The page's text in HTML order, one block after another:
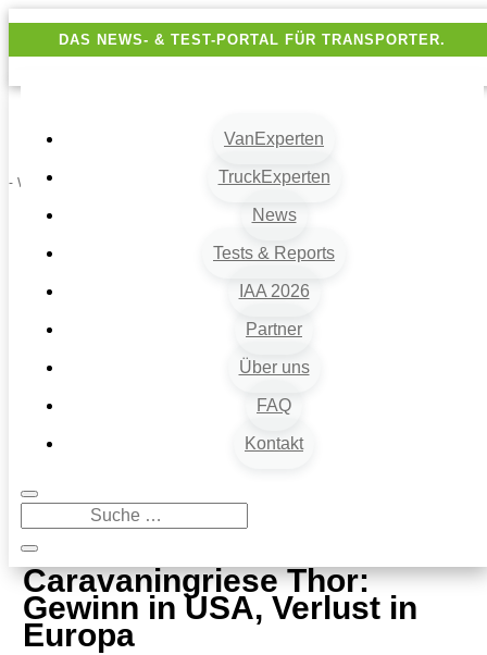
DAS NEWS- & TEST-PORTAL FÜR TRANSPORTER.
VanExperten
TruckExperten
News
Tests & Reports
IAA 2026
Partner
Über uns
FAQ
Kontakt
- Werbung -
9
Caravaningriese Thor: Gewinn in USA, Verlust in Europa
Caravaningriese Thor:
Gewinn in USA, Verlust in
Europa